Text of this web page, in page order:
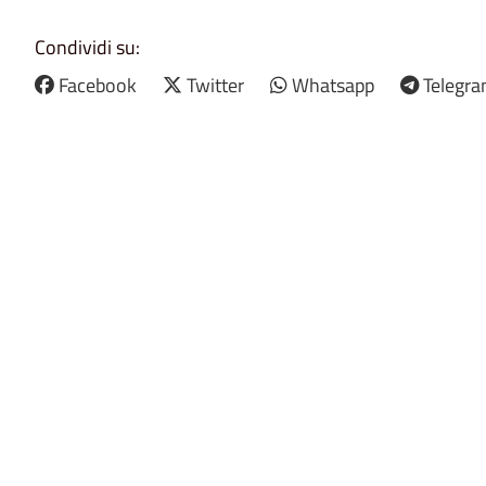
Condividi su:
Facebook
Twitter Whatsapp